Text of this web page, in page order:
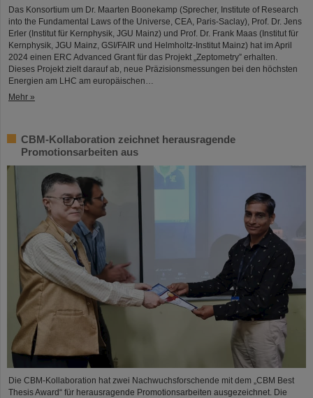
Das Konsortium um Dr. Maarten Boonekamp (Sprecher, Institute of Research
into the Fundamental Laws of the Universe, CEA, Paris-Saclay), Prof. Dr. Jens
Erler (Institut für Kernphysik, JGU Mainz) und Prof. Dr. Frank Maas (Institut für
Kernphysik, JGU Mainz, GSI/FAIR und Helmholtz-Institut Mainz) hat im April
2024 einen ERC Advanced Grant für das Projekt „Zeptometry” erhalten.
Dieses Projekt zielt darauf ab, neue Präzisionsmessungen bei den höchsten
Energien am LHC am europäischen…
Mehr »
CBM-Kollaboration zeichnet herausragende
Promotionsarbeiten aus
Die CBM-Kollaboration hat zwei Nachwuchsforschende mit dem „CBM Best
Thesis Award“ für herausragende Promotionsarbeiten ausgezeichnet. Die